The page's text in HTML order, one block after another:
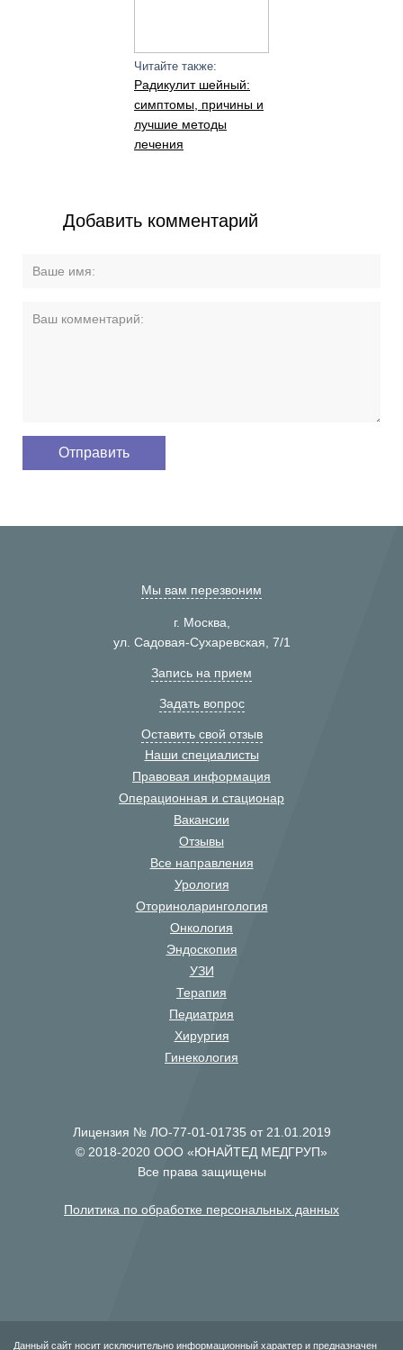
Читайте также:
Радикулит шейный:
симптомы, причины и
лучшие методы
лечения
Добавить комментарий
Мы вам перезвоним
г. Москва,
ул. Садовая-Сухаревская, 7/1
Запись на прием
Задать вопрос
Оставить свой отзыв
Наши специалисты
Правовая информация
Операционная и стационар
Вакансии
Отзывы
Все направления
Урология
Оториноларингология
Онкология
Эндоскопия
УЗИ
Терапия
Педиатрия
Хирургия
Гинекология
Лицензия № ЛО-77-01-01735 от 21.01.2019
© 2018-2020 ООО «ЮНАЙТЕД МЕДГРУП»
Все права защищены
Политика по обработке персональных данных
Данный сайт носит исключительно информационный характер и предназначен